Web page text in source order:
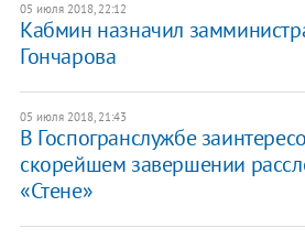
05 июля 2018, 22:12
Кабмин назначил
Гончарова
05 июля 2018, 21:43
​В Госпогранслужбе
скорейшем завершении
«Стене»